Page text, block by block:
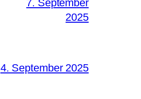
7. September
2025
4. September 2025